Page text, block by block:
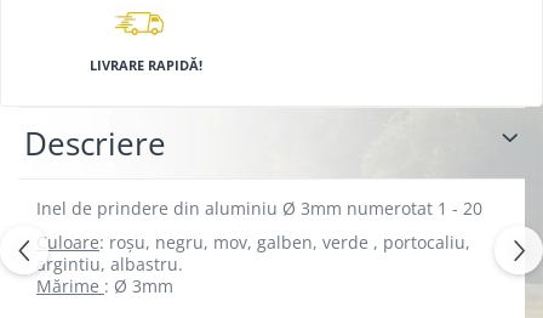
LIVRARE RAPIDĂ!
Descriere
Inel de prindere din aluminiu Ø 3mm numerotat 1 - 20
Culoare: roșu, negru, mov, galben, verde , portocaliu,
argintiu, albastru.
Mărime : Ø 3mm